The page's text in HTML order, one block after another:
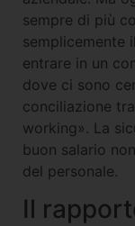
sempre di più
semplicemente
entrare in un
dove ci sono
conciliazione
working». La
buon salario
del personale.
Il